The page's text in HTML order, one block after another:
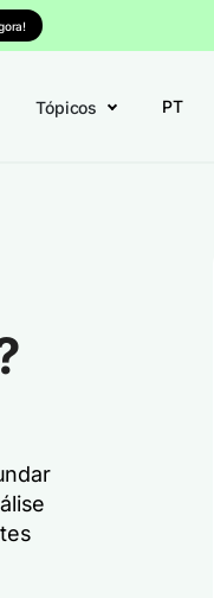
Tópicos PT